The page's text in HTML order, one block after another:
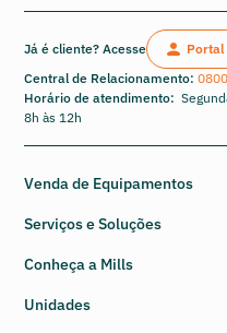
Já é cliente? Acesse
Central de Relacionamento:
Horário de atendimento:
8h às 12h
Venda de Equipamentos
Serviços e Soluções
Conheça a Mills
Unidades